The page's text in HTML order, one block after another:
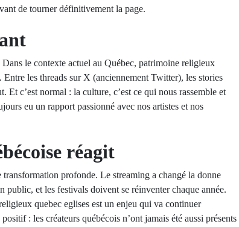
de tourner définitivement la page.
Dans le contexte actuel au Québec, patrimoine religieux
les threads sur X (anciennement Twitter), les stories
Et c’est normal : la culture, c’est ce qui nous rassemble et
eu un rapport passionné avec nos artistes et nos
réagit
profonde. Le streaming a changé la donne
public, et les festivals doivent se réinventer chaque année.
quebec eglises est un enjeu qui va continuer
: les créateurs québécois n’ont jamais été aussi présents